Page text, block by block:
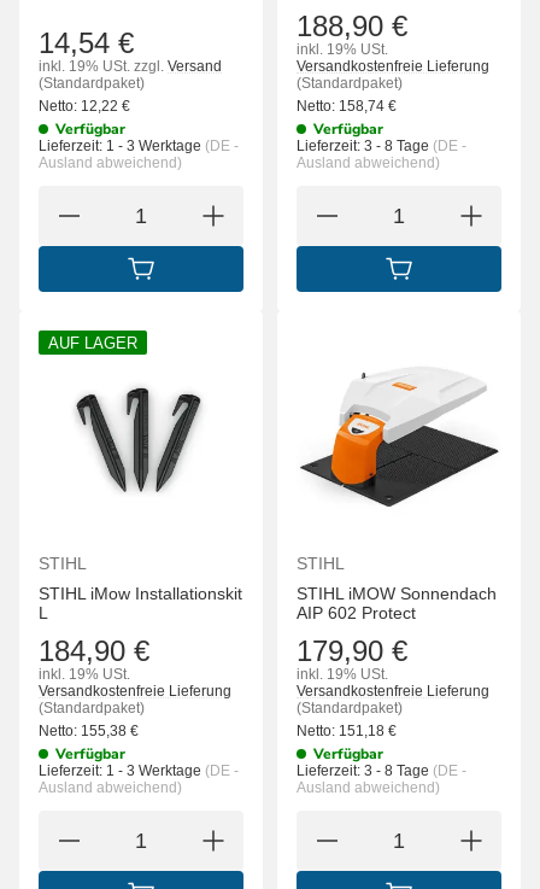
14,54 €
inkl. 19% USt. zzgl. Versand
(Standardpaket)
Netto: 12,22 €
Verfügbar
Lieferzeit: 1 - 3 Werktage (DE -
Ausland abweichend)
IN DEN WARENKORB
188,90 €
inkl. 19% USt.
Versandkostenfreie Lieferung
(Standardpaket)
Netto: 158,74 €
Verfügbar
Lieferzeit: 3 - 8 Tage (DE -
Ausland abweichend)
IN DEN
AUF LAGER
STIHL
STIHL iMow Installationskit
L
184,90 €
inkl. 19% USt.
Versandkostenfreie Lieferung
(Standardpaket)
Netto: 155,38 €
Verfügbar
Lieferzeit: 1 - 3 Werktage (DE -
Ausland abweichend)
STIHL
STIHL iMOW Sonnendach
AIP 602 Protect
179,90 €
inkl. 19% USt.
Versandkostenfreie Lieferung
(Standardpaket)
Netto: 151,18 €
Verfügbar
Lieferzeit: 3 - 8 Tage (DE -
Ausland abweichend)